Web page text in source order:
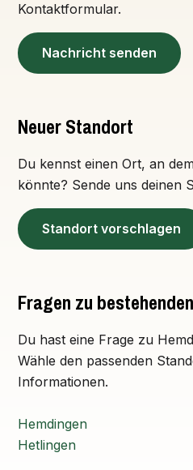
Kontaktformular.
Nachricht senden
Neuer Standort
Du kennst einen Ort, an
könnte? Sende uns deinen
Standort vorschlagen
Fragen zu
Du hast eine Frage zu
Wähle den passenden
Informationen.
Hemdingen
Hetlingen